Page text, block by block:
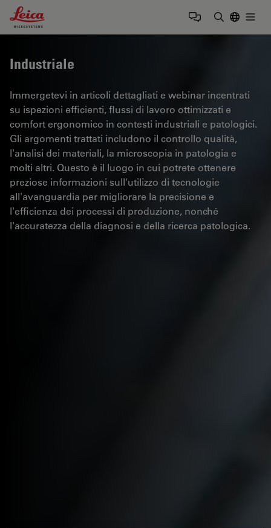
Leica Microsystems Logo
Industriale
Immergetevi in articoli dettagliati e webinar incentrati
su ispezioni efficienti, flussi di lavoro ottimizzati e
comfort ergonomico in contesti industriali e patologici.
Gli argomenti trattati includono il controllo qualità,
l'analisi dei materiali, la microscopia in patologia e
molti altri. Questo è il luogo in cui potrete ottenere
preziose informazioni sull'utilizzo di tecnologie
all'avanguardia per migliorare la precisione e
l'efficienza dei processi di produzione, nonché
l'accuratezza della diagnosi e della ricerca patologica.